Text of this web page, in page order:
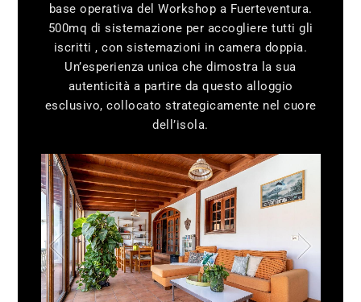
base operativa del Workshop a Fuerteventura.
500mq di sistemazione per accogliere tutti gli
iscritti , con sistemazioni in camera doppia.
Un’esperienza unica che dimostra la sua
autenticità a partire da questo alloggio
esclusivo, collocato strategicamente nel cuore
dell’isola.
1/8